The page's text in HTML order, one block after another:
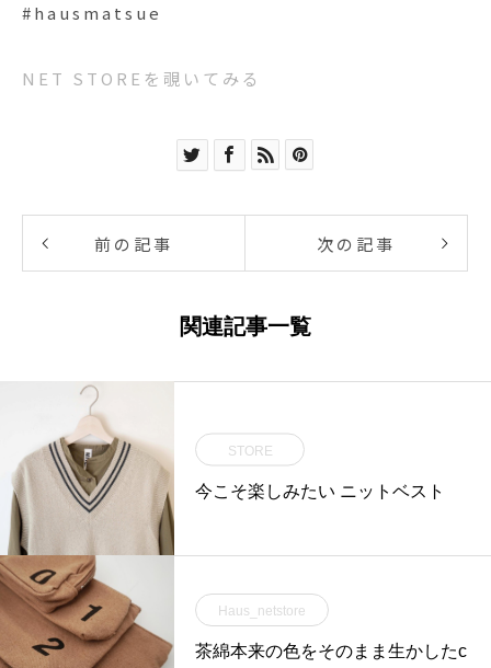
#hausmatsue
NET STOREを覗いてみる
前の記事 次の記事
関連記事一覧
STORE
今こそ楽しみたい ニットベスト
Haus_netstore
茶綿本来の色をそのまま生かしたc